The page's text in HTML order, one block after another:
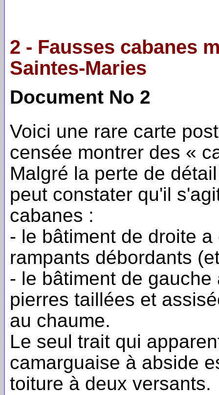
2 - Fausses cabanes
Saintes-Maries
Document No 2
Voici une rare carte
censée montrer des «
Malgré la perte de
peut constater qu'il
cabanes :
- le bâtiment de droite
rampants débordants
- le bâtiment de
pierres taillées et
au chaume.
Le seul trait qui
camarguaise à abside
toiture à deux versants.